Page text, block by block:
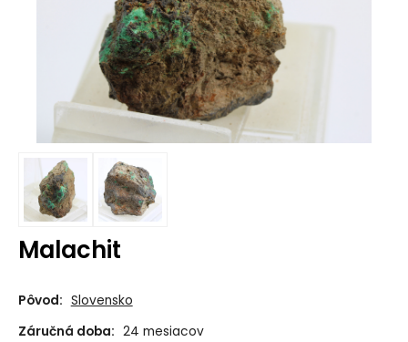
Malachit
Pôvod: Slovensko
Záručná doba: 24 mesiacov